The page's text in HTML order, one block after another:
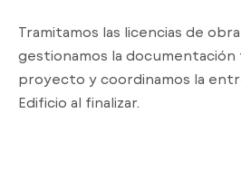
Tramitamos las licencias de
gestionamos la documentación
proyecto y coordinamos la
Edificio al finalizar.